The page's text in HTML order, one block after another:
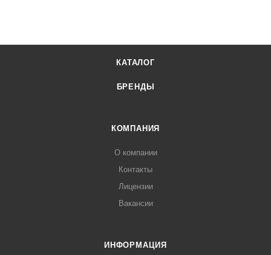
КАТАЛОГ
БРЕНДЫ
КОМПАНИЯ
О компании
Контакты
Лицензии
Вакансии
ИНФОРМАЦИЯ